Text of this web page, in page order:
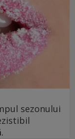
sezonului